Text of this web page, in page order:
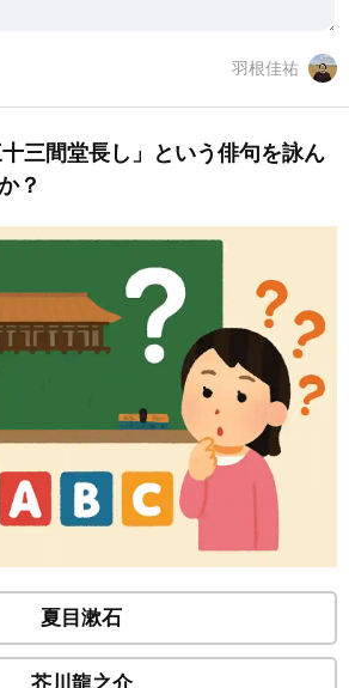
羽根佳祐
十三間堂長し」という俳句を詠ん
？
夏目漱石
芥川龍之介